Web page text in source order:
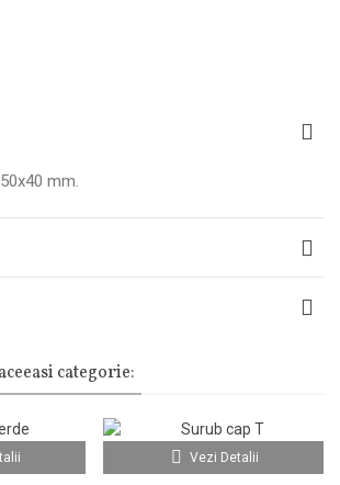
50x40 mm.
categorie:
Vezi Detalii